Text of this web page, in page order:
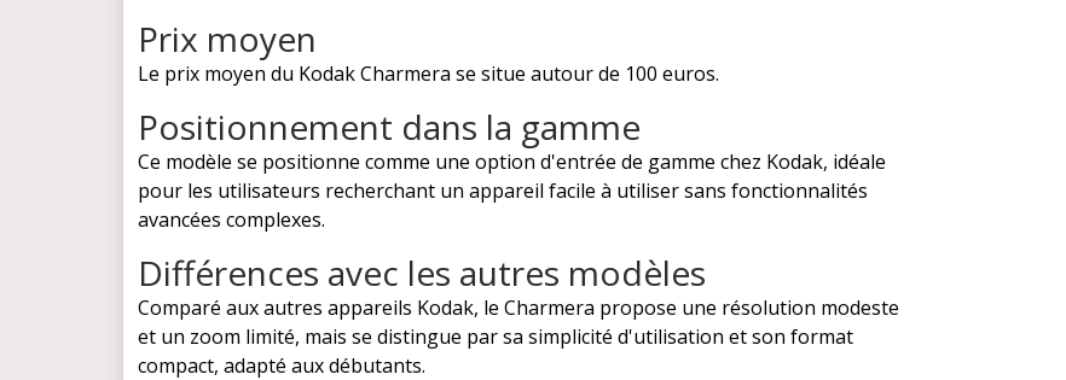
Prix moyen
Le prix moyen du Kodak Charmera se situe autour de 100 euros.
Positionnement dans la gamme
Ce modèle se positionne comme une option d'entrée de gamme chez Kodak, idéale
pour les utilisateurs recherchant un appareil facile à utiliser sans fonctionnalités
avancées complexes.
Différences avec les autres modèles
Comparé aux autres appareils Kodak, le Charmera propose une résolution modeste
et un zoom limité, mais se distingue par sa simplicité d'utilisation et son format
compact, adapté aux débutants.